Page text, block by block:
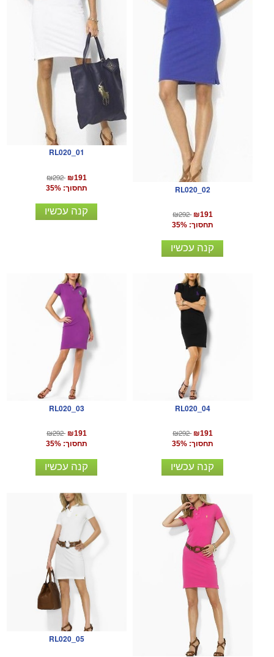
RL020_01
₪292 ₪191
תחסוך: 35%
קנה עכשיו
RL020_02
₪292 ₪191
תחסוך: 35%
קנה עכשיו
RL020_03
₪292 ₪191
תחסוך: 35%
קנה עכשיו
RL020_04
₪292 ₪191
תחסוך: 35%
קנה עכשיו
RL020_05